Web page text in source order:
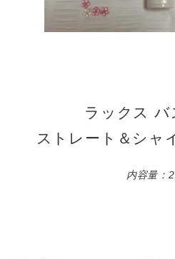
ラックス バ
ストレート＆シャ
内容量：